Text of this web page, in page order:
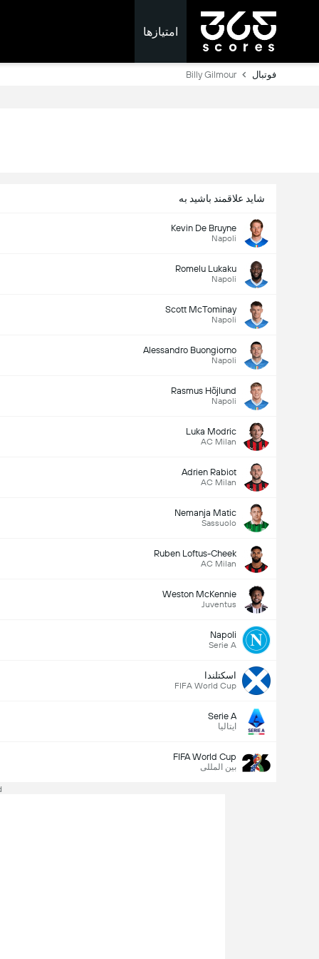
امتیازها
فوتبال Billy Gilmour
شاید علاقمند باشید به
Kevin De Bruyne
Napoli
Romelu Lukaku
Napoli
Scott McTominay
Napoli
Alessandro Buongiorno
Napoli
Rasmus Höjlund
Napoli
Luka Modric
AC Milan
Adrien Rabiot
AC Milan
Nemanja Matic
Sassuolo
Ruben Loftus-Cheek
AC Milan
Weston McKennie
Juventus
Napoli
Serie A
اسكتلندا
FIFA World Cup
Serie A
ایتالیا
FIFA World Cup
بین المللی